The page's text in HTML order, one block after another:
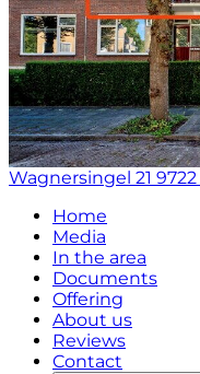
Wagnersingel 21
Home
Media
In the area
Documents
Offering
About us
Reviews
Contact